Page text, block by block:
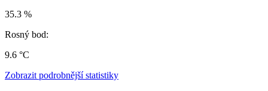
35.3 %
Rosný bod:
9.6 °C
Zobrazit podrobnější statistiky